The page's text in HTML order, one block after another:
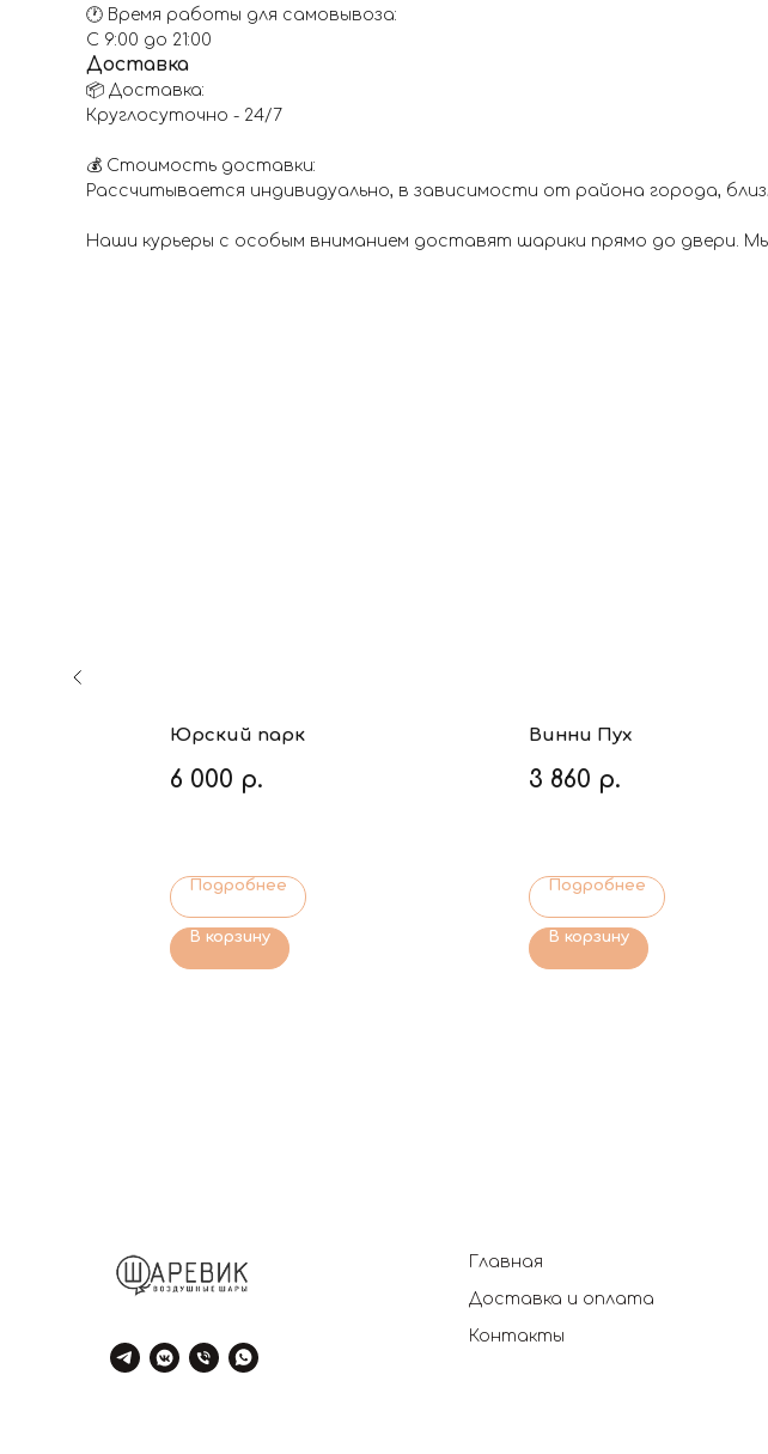
🕐 Время работы для самовывоза:
С 9:00 до 21:00
Доставка
📦 Доставка:
Круглосуточно - 24/7
💰 Стоимость доставки:
Рассчитывается индивидуально, в зависимости от района города,
Наши курьеры с особым вниманием доставят шарики прямо до двери.
Юрский парк
6 000 р.
Подробнее
В корзину
Винни Пух
3 860 р.
Подробнее
В корзину
Главная
Доставка и оплата
Контакты